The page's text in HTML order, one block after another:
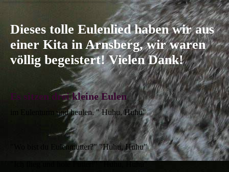
Dieses tolle Eulenlied haben wir aus
einer Kita in Arnsberg, wir waren
völlig begeistert! Vielen Dank!
Es sitzen drei kleine Eulen
im Eulenturm und heulen. " Huhu, Huhu"
"Wo bist du Eulenmutter?" "Huhu, Huhu"